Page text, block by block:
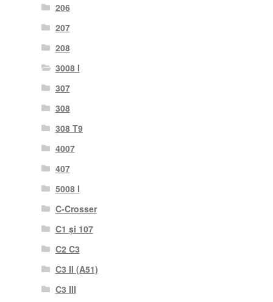
206
207
208
3008 I
307
308
308 T9
4007
407
5008 I
C-Crosser
C1 și 107
C2 C3
C3 II (A51)
C3 III